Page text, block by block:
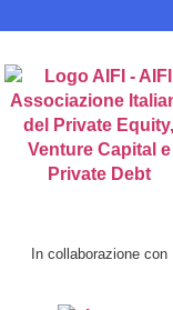
In collaborazione con